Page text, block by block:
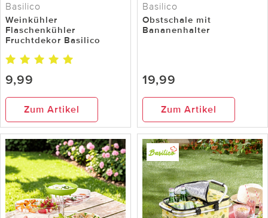
Basilico
Weinkühler
Flaschenkühler
Fruchtdekor Basilico
9,99
Zum Artikel
Basilico
Obstschale mit
Bananenhalter
19,99
Zum Artikel